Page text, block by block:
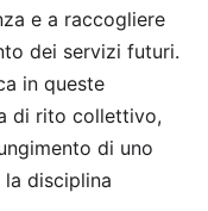
e a raccogliere
dei servizi futuri.
in queste
di rito collettivo,
di uno
disciplina